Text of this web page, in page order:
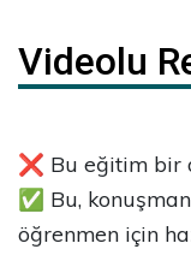
Videolu
❌ Bu eğitim bir
✅ Bu,
öğrenmen için